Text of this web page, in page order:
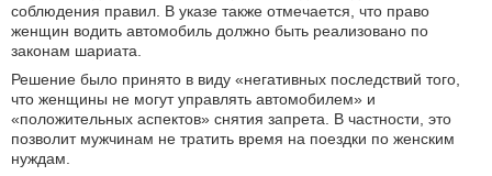
соблюдения правил. В указе также отмечается, что право
женщин водить автомобиль должно быть реализовано по
законам шариата.
Решение было принято в виду «негативных последствий того,
что женщины не могут управлять автомобилем» и
«положительных аспектов» снятия запрета. В частности, это
позволит мужчинам не тратить время на поездки по женским
нуждам.